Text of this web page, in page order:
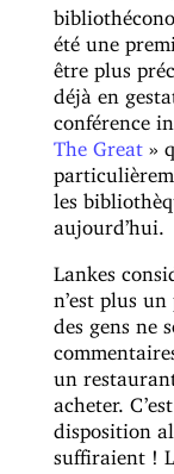
été une
être plus
déjà en
conférence
The Great
»
les
aujourd’hui.
Lankes
n’est plus
des gens ne
un
acheter.
disposition
suffiraient !